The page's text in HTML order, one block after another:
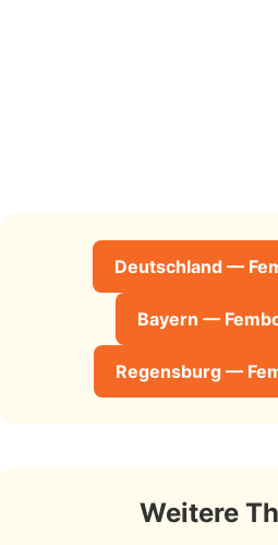
Deutschland —
Bayern —
Regensburg —
Weitere